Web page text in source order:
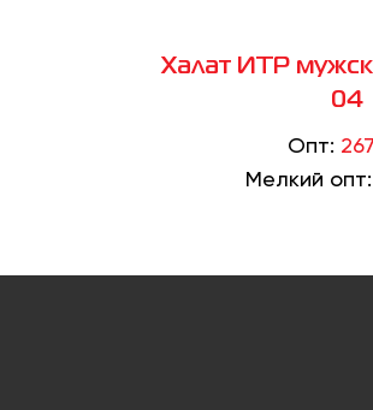
Халат ИТР
04
Опт:
Мелкий опт: